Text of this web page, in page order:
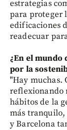
estrategias
para proteger
edificaciones
readecuar
¿En el
por la
"Hay muchas.
reflexionando
hábitos de la
más
y Barcelona